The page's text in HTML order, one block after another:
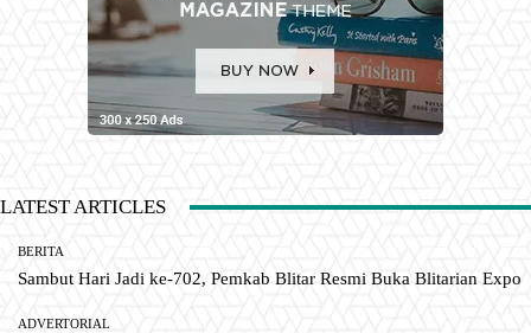
LATEST ARTICLES
BERITA
Sambut Hari Jadi ke-702, Pemkab Blitar Resmi Buka Blitarian Expo
ADVERTORIAL